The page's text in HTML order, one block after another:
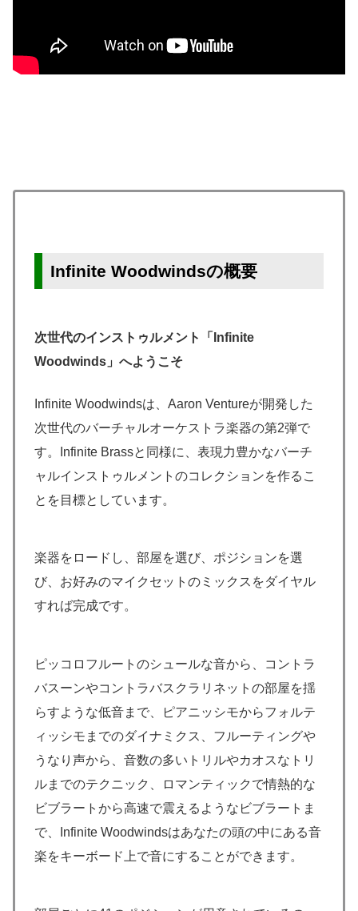
Infinite Woodwindsの概要
次世代のインストゥルメント「Infinite
Woodwinds」へようこそ
Infinite Woodwindsは、Aaron Ventureが開発した
次世代のバーチャルオーケストラ楽器の第2弾で
す。Infinite Brassと同様に、表現力豊かなバーチ
ャルインストゥルメントのコレクションを作るこ
とを目標としています。
楽器をロードし、部屋を選び、ポジションを選
び、お好みのマイクセットのミックスをダイヤル
すれば完成です。
ピッコロフルートのシュールな音から、コントラ
バスーンやコントラバスクラリネットの部屋を揺
らすような低音まで、ピアニッシモからフォルテ
ィッシモまでのダイナミクス、フルーティングや
うなり声から、音数の多いトリルやカオスなトリ
ルまでのテクニック、ロマンティックで情熱的な
ビブラートから高速で震えるようなビブラートま
で、Infinite Woodwindsはあなたの頭の中にある音
楽をキーボード上で音にすることができます。